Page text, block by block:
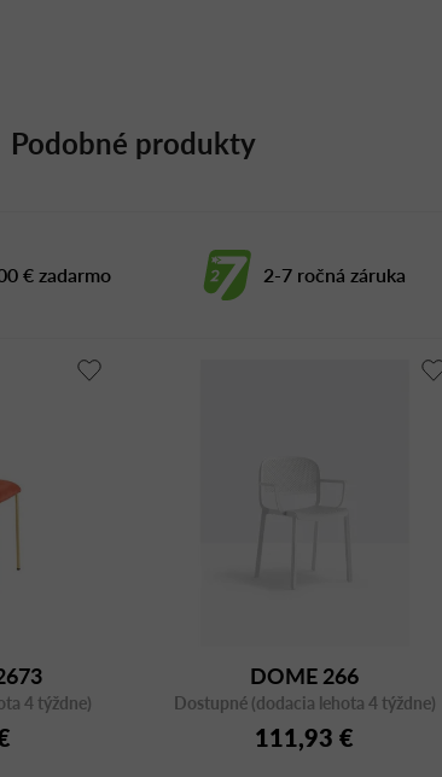
€ zadarmo 2-7 ročná záruka
Podobné produkty
4 týždne)
DOME 266
Dostupné (dodacia lehota 4 týždne)
111,93 €